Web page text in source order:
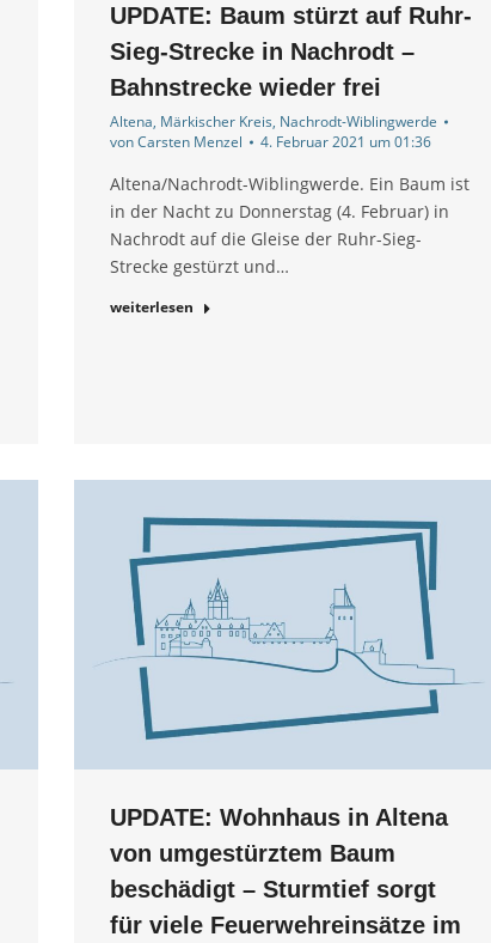
UPDATE: Baum stürzt auf Ruhr-
Sieg-Strecke in Nachrodt –
Bahnstrecke wieder frei
Altena, Märkischer Kreis, Nachrodt-Wiblingwerde
vonCarsten Menzel 4. Februar 2021 um 01:36
Altena/Nachrodt-Wiblingwerde. Ein Baum ist
in der Nacht zu Donnerstag (4. Februar) in
Nachrodt auf die Gleise der Ruhr-Sieg-
Strecke gestürzt und…
weiterlesen
UPDATE: Wohnhaus in Altena
von umgestürztem Baum
beschädigt – Sturmtief sorgt
für viele Feuerwehreinsätze im